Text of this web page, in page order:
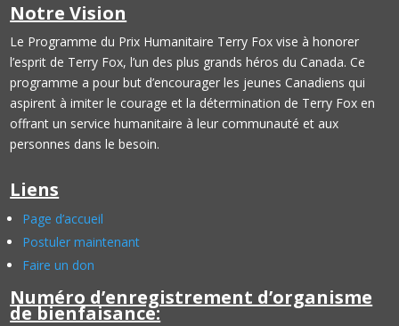
Notre Vision
Le Programme du Prix Humanitaire Terry Fox vise à honorer
l’esprit de Terry Fox, l’un des plus grands héros du Canada. Ce
programme a pour but d’encourager les jeunes Canadiens qui
aspirent à imiter le courage et la détermination de Terry Fox en
offrant un service humanitaire à leur communauté et aux
personnes dans le besoin.
Liens
Page d’accueil
Postuler maintenant
Faire un don
Numéro d’enregistrement d’organisme
de bienfaisance: